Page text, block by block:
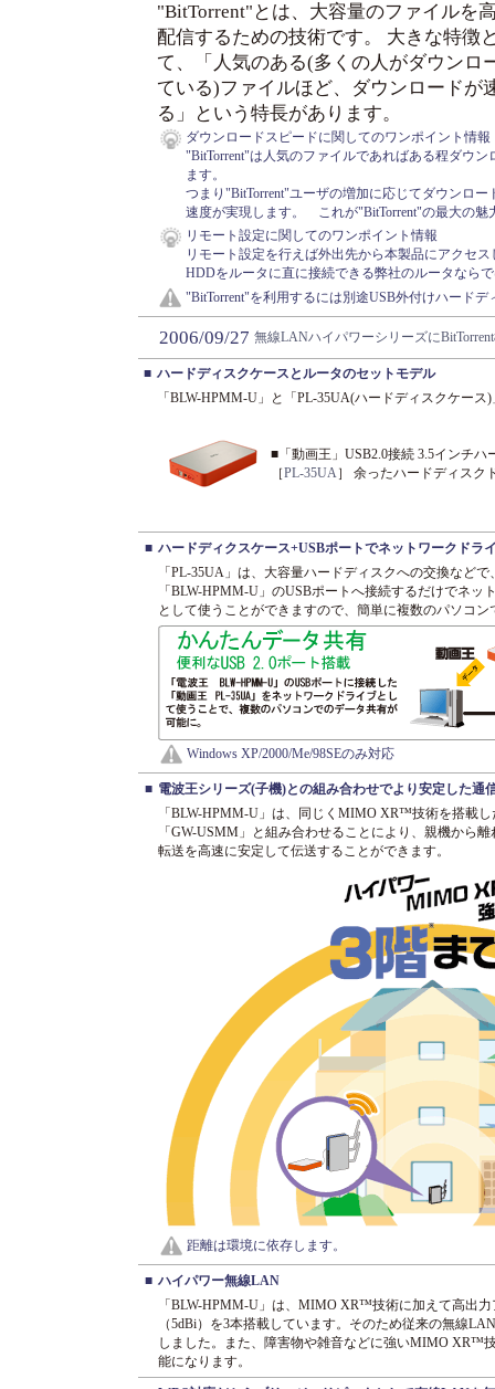
"BitTorrent"とは、大容量のファイルを
配信するための技術です。 大きな特徴
て、「人気のある(多くの人がダウンロ
ている)ファイルほど、ダウンロードが
る」という特長があります。
ダウンロードスピードに関してのワンポイント情報
"BitTorrent"は人気のファイルであればある程ダウ
ます。
つまり"BitTorrent"ユーザの増加に応じてダウンロ
速度が実現します。 これが"BitTorrent"の最大の魅
リモート設定に関してのワンポイント情報
リモート設定を行えば外出先から本製品にアクセ
HDDをルータに直に接続できる弊社のルータなら
"BitTorrent"を利用するには別途USB外付けハード
2006/09/27 無線LANハイパワーシリーズに
■ ハードディスクケースとルータのセットモデル
「BLW-HPMM-U」と「PL-35UA(ハードディスクケー
■「動画王」USB2.0接続 3.5インチハ
［PL-35UA］ 余ったハードディスク
■ ハードディクスケース+USBポートでネットワークドラ
「PL-35UA」は、大容量ハードディスクへの交換など
「BLW-HPMM-U」のUSBポートへ接続するだけでネ
として使うことができますので、簡単に複数のパソコ
Windows XP/2000/Me/98SEのみ対応
■ 電波王シリーズ(子機)との組み合わせでより安定した通
「BLW-HPMM-U」は、同じくMIMO XR™技術を搭載
「GW-USMM」と組み合わせることにより、親機から
転送を高速に安定して伝送することができます。
距離は環境に依存します。
■ ハイパワー無線LAN
「BLW-HPMM-U」は、MIMO XR™技術に加えて高出
（5dBi）を3本搭載しています。そのため従来の無線
しました。また、障害物や雑音などに強いMIMO XR™
能になります。